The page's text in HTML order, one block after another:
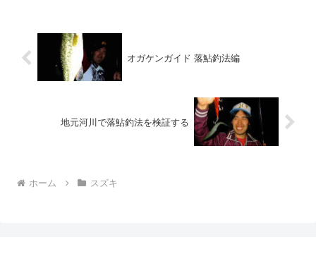
オガケンガイド 落鮎釣法編
地元河川で落鮎釣法を検証する
ホーム スズキ